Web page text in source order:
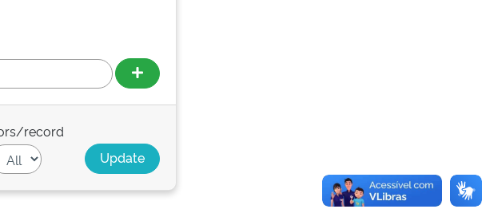
record